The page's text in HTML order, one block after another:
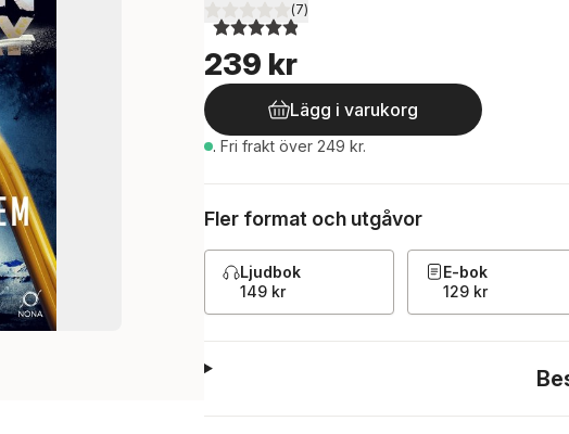
4,9utav 5 stjärnor. Totalt antal röster:
(7)
239 kr
Lägg i varukorg
. Fri frakt över 249 kr.
Fler format och utgåvor
Ljudbok
149 kr
E-bok
129 kr